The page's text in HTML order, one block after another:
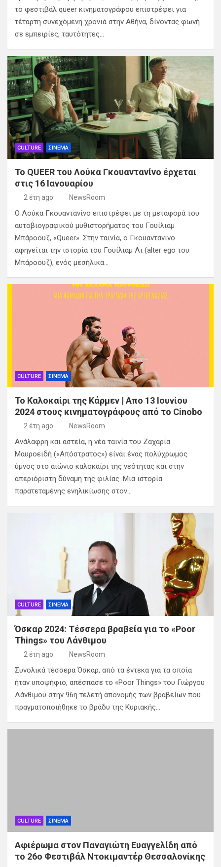
το φεστιβάλ queer κινηματογράφου επιστρέφει για
τέταρτη συνεχόμενη χρονιά στην Αθήνα, δίνοντας φωνή
σε εμπειρίες, ταυτότητες…
CULTURE ΣΙΝΕΜΑ
Το QUEER του Λούκα Γκουαντανίνο έρχεται
στις 16 Ιανουαρίου
2 έτη ago NewsRoom
O Λούκα Γκουαντανίνο επιστρέφει με τη μεταφορά του
αυτοβιογραφικού μυθιστορήματος του Γουίλιαμ
Μπάροουζ, «Queer». Στην ταινία, ο Γκουαντανίνο
αφηγείται την ιστορία του Γουίλιαμ Λι (alter ego του
Μπάροουζ), ενός μεσήλικα…
CULTURE ΣΙΝΕΜΑ
Το Καλοκαίρι της Κάρμεν | Απο 13 Ιουνίου
2024 στους κινηματογράφους από το Cinobo
2 έτη ago NewsRoom
Ανάλαφρη και αστεία, η νέα ταινία του Ζαχαρία
Μαυροειδή («Απόστρατος») είναι ένας πολύχρωμος
ύμνος στο αιώνιο καλοκαίρι της νεότητας και στην
απεριόριστη δύναμη της φιλίας. Μια ιστορία
παρατεταμένης ενηλικίωσης στον…
CULTURE ΣΙΝΕΜΑ
Όσκαρ 2024: Τέσσερα βραβεία για το «Poor
Things» του Λάνθιμου
2 έτη ago NewsRoom
Συνολικά τέσσερα Όσκαρ, από τα έντεκα για τα οποία
ήταν υποψήφιο, απέσπασε το «Poor Things» του Γιώργου
Λάνθιμου στην 96η τελετή απονομής των βραβείων που
πραγματοποιήθηκε το βράδυ της Κυριακής…
CULTURE ΣΙΝΕΜΑ
Αφιέρωμα στον Παναγιώτη Ευαγγελίδη από
το 26ο Φεστιβάλ Ντοκιμαντέρ Θεσσαλονίκης